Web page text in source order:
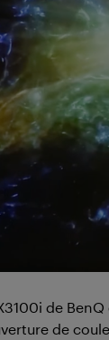
de
de